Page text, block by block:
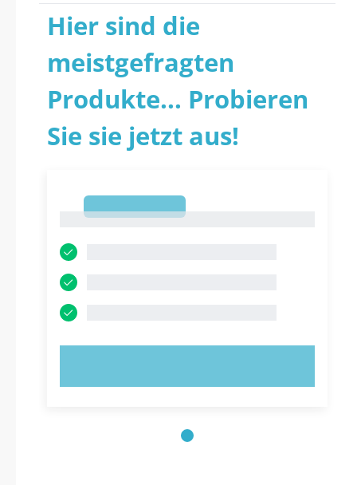
Hier sind die
meistgefragten
Produkte... Probieren
Sie sie jetzt aus!